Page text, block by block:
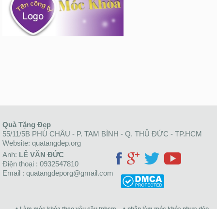
Quà Tặng Đẹp
55/11/5B PHÚ CHÂU - P. TAM BÌNH - Q. THỦ ĐỨC - TP.HCM
Website: quatangdep.org
Anh: LÊ VĂN ĐỨC
Điện thoại : 0932547810
Email : quatangdeporg@gmail.com